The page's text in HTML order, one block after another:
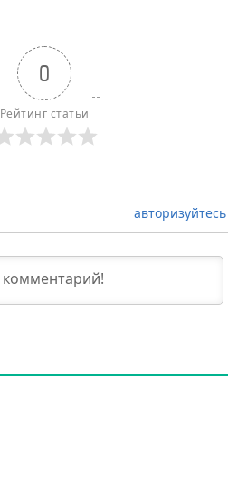
0
Рейтинг статьи
авторизуйтесь